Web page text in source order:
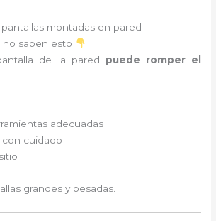
montadas en pared
no saben esto
de la pared puede romper el
adecuadas
cuidado
grandes y pesadas.